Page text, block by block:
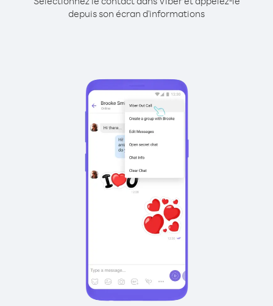
depuis son écran d'informations